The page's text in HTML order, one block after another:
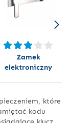
Zamek
elektroniczny
które
kodu
klucz.